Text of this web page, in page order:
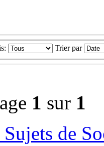
Trier par
1 sur 1
de